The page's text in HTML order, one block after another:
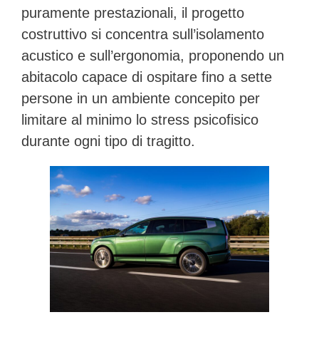
puramente prestazionali, il progetto
costruttivo si concentra sull’isolamento
acustico e sull’ergonomia, proponendo un
abitacolo capace di ospitare fino a sette
persone in un ambiente concepito per
limitare al minimo lo stress psicofisico
durante ogni tipo di tragitto.